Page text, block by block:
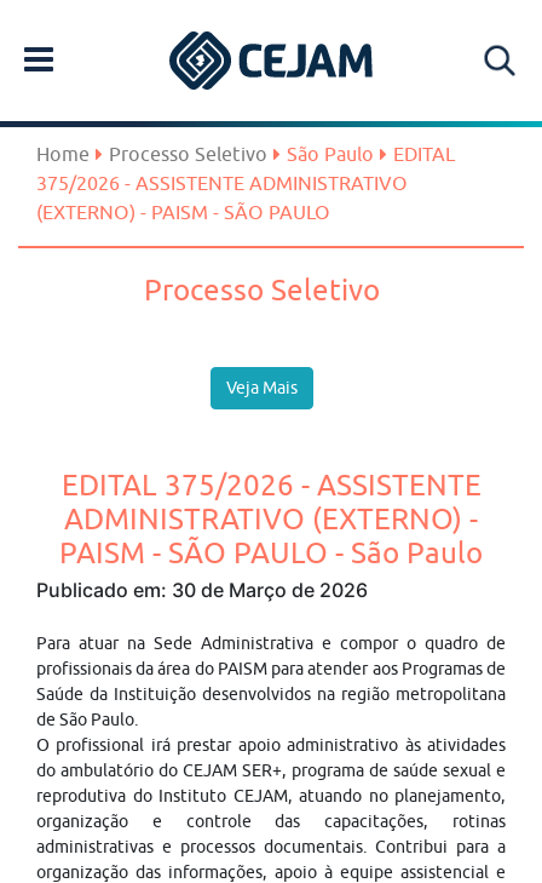
Home Processo Seletivo São Paulo
EDITAL
375/2026 - ASSISTENTE ADMINISTRATIVO
(EXTERNO) - PAISM - SÃO PAULO
Processo Seletivo
Veja Mais
EDITAL 375/2026 - ASSISTENTE
ADMINISTRATIVO (EXTERNO) -
PAISM - SÃO PAULO - São Paulo
Publicado em: 30 de Março de 2026
Para atuar na Sede Administrativa e compor o quadro de
profissionais da área do PAISM para atender aos Programas de
Saúde da Instituição desenvolvidos na região metropolitana
de São Paulo.
O profissional irá prestar apoio administrativo às atividades
do ambulatório do CEJAM SER+, programa de saúde sexual e
reprodutiva do Instituto CEJAM, atuando no planejamento,
organização e controle das capacitações, rotinas
administrativas e processos documentais. Contribui para a
organização das informações, apoio à equipe assistencial e